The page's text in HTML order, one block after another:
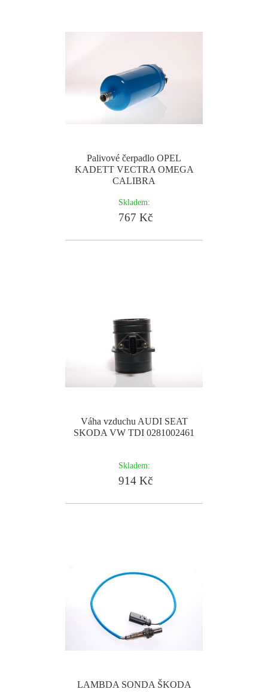
Palivové čerpadlo OPEL
KADETT VECTRA OMEGA
CALIBRA
Skladem:
767 Kč
Váha vzduchu AUDI SEAT
SKODA VW TDI 0281002461
Skladem:
914 Kč
LAMBDA SONDA ŠKODA